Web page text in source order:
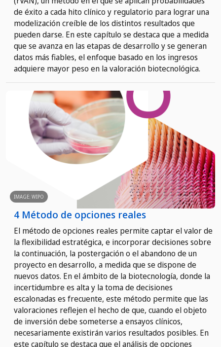
de éxito a cada hito clínico y regulatorio para lograr una
modelización creíble de los distintos resultados que
pueden darse. En este capítulo se destaca que a medida
que se avanza en las etapas de desarrollo y se generan
datos más fiables, el enfoque basado en los ingresos
adquiere mayor peso en la valoración biotecnológica.
IMAGE: WIPO
4 Método de opciones reales
El método de opciones reales permite captar el valor de
la flexibilidad estratégica, e incorporar decisiones sobre
la continuación, la postergación o el abandono de un
proyecto en desarrollo, a medida que se dispone de
nuevos datos. En el ámbito de la biotecnología, donde la
incertidumbre es alta y la toma de decisiones
escalonadas es frecuente, este método permite que las
valoraciones reflejen el hecho de que, cuando el objeto
de inversión debe someterse a ensayos clínicos,
necesariamente existirán varios resultados posibles. En
este capítulo se destaca que el análisis de opciones